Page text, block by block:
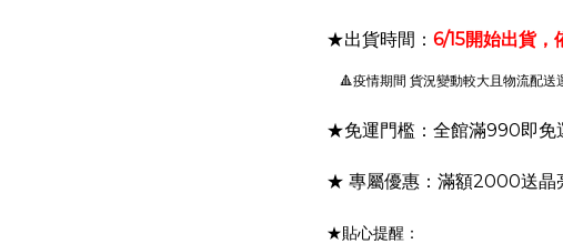
★出貨時間： 6/15開始出貨，
🔺疫情期間 貨況變動較大且物流配送
★免運門檻：全館滿990即免
★ 專屬優惠：滿額2000送晶
★貼心提醒：